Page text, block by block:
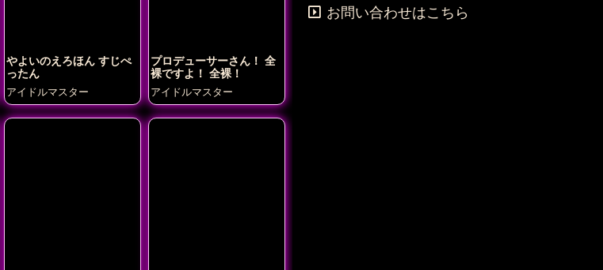
やよいのえろほん すじぺ
ったん
アイドルマスター
プロデューサーさん！ 全
裸ですよ！ 全裸！
アイドルマスター
お問い合わせはこちら